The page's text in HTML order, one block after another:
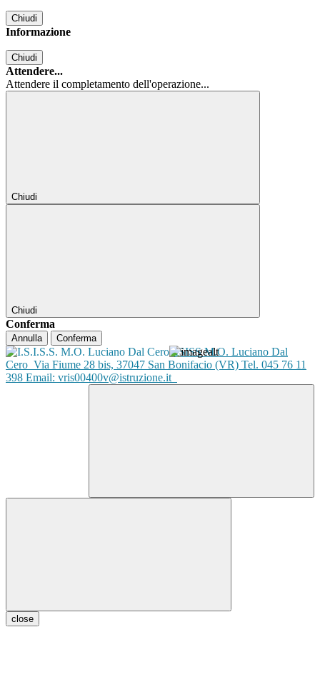
Chiudi
Informazione
Chiudi
Attendere...
Attendere il completamento dell'operazione...
Chiudi
Chiudi
Conferma
Annulla Conferma
ISISS M.O. Luciano Dal
Cero Via Fiume 28 bis, 37047 San Bonifacio (VR) Tel. 045 76 11
398 Email: vris00400v@istruzione.it
close